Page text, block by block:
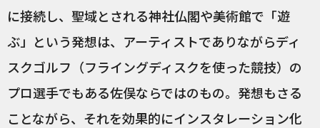
に接続し、聖域とされる神社仏閣や美術館で「遊
ぶ」という発想は、アーティストでありながらディ
スクゴルフ（フライングディスクを使った競技）の
プロ選手でもある佐俣ならではのもの。発想もさる
ことながら、それを効果的にインスタレーション化